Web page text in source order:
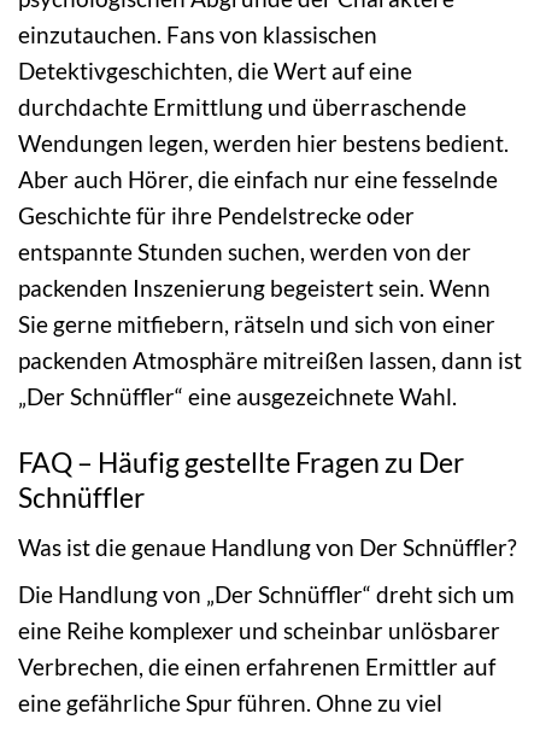
einzutauchen. Fans von klassischen
Detektivgeschichten, die Wert auf eine
durchdachte Ermittlung und überraschende
Wendungen legen, werden hier bestens bedient.
Aber auch Hörer, die einfach nur eine fesselnde
Geschichte für ihre Pendelstrecke oder
entspannte Stunden suchen, werden von der
packenden Inszenierung begeistert sein. Wenn
Sie gerne mitfiebern, rätseln und sich von einer
packenden Atmosphäre mitreißen lassen, dann ist
„Der Schnüffler“ eine ausgezeichnete Wahl.
FAQ – Häufig gestellte Fragen zu Der
Schnüffler
Was ist die genaue Handlung von Der Schnüffler?
Die Handlung von „Der Schnüffler“ dreht sich um
eine Reihe komplexer und scheinbar unlösbarer
Verbrechen, die einen erfahrenen Ermittler auf
eine gefährliche Spur führen. Ohne zu viel